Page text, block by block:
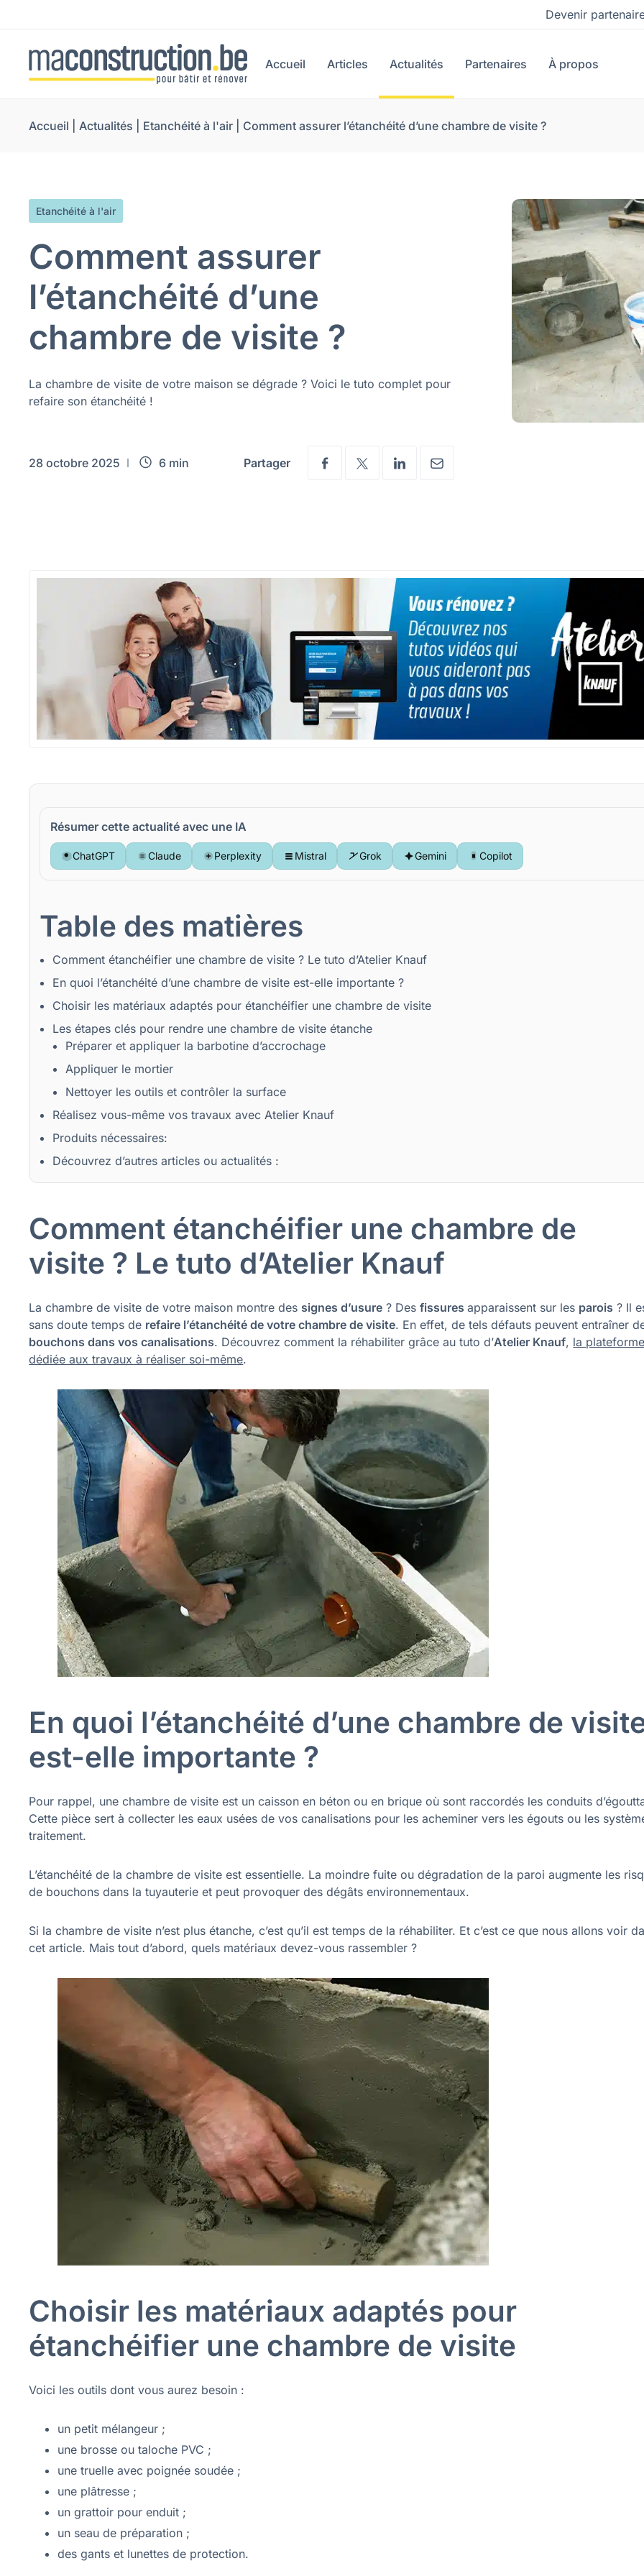
Devenir
Accueil Articles Actualités Partenaires À propos
Accueil |Actualités Etanchéité à l'air Comment assurer l’étanchéité d’une chambre de visite ?
Etanchéité à l'air
Comment assurer
l’étanchéité d’une
chambre de visite ?
La chambre de visite de votre maison se dégrade ? Voici le tuto complet pour
refaire son étanchéité !
28 octobre 2025 6 min Partager
Résumer cette actualité avec une IA
ChatGPT Claude Perplexity Mistral Grok Gemini Copilot
Table des matières
Comment étanchéifier une chambre de visite ? Le tuto d’Atelier Knauf
En quoi l’étanchéité d’une chambre de visite est-elle importante ?
Choisir les matériaux adaptés pour étanchéifier une chambre de visite
Les étapes clés pour rendre une chambre de visite étanche
Préparer et appliquer la barbotine d’accrochage
Appliquer le mortier
Nettoyer les outils et contrôler la surface
Réalisez vous-même vos travaux avec Atelier Knauf
Produits nécessaires:
Découvrez d’autres articles ou actualités :
Comment étanchéifier une chambre de
visite ? Le tuto d’Atelier Knauf
La chambre de visite de votre maison montre des signes d’usure ? Desfissuresapparaissent sur les parois ? Il
sans doute temps de refaire l’étanchéité de votre chambre de visite. En effet, de tels défauts peuvent entraîner
bouchons dans vos canalisations. Découvrez comment la réhabiliter grâce au tuto d’Atelier Knauf, la plateforme
dédiée aux travaux à réaliser soi-même.
En quoi l’étanchéité d’une chambre de
est-elle importante ?
Pour rappel, une chambre de visite est un caisson en béton ou en brique où sont raccordés les conduits
Cette pièce sert à collecter les eaux usées de vos canalisations pour les acheminer vers les égouts ou les
traitement.
L’étanchéité de la chambre de visite est essentielle. La moindre fuite ou dégradation de la paroi augmente les
de bouchons dans la tuyauterie et peut provoquer des dégâts environnementaux.
Si la chambre de visite n’est plus étanche, c’est qu’il est temps de la réhabiliter. Et c’est ce que nous allons voir
cet article. Mais tout d’abord, quels matériaux devez-vous rassembler ?
Choisir les matériaux adaptés pour
étanchéifier une chambre de visite
Voici les outils dont vous aurez besoin :
un petit mélangeur ;
une brosse ou taloche PVC ;
une truelle avec poignée soudée ;
une plâtresse ;
un grattoir pour enduit ;
un seau de préparation ;
des gants et lunettes de protection.